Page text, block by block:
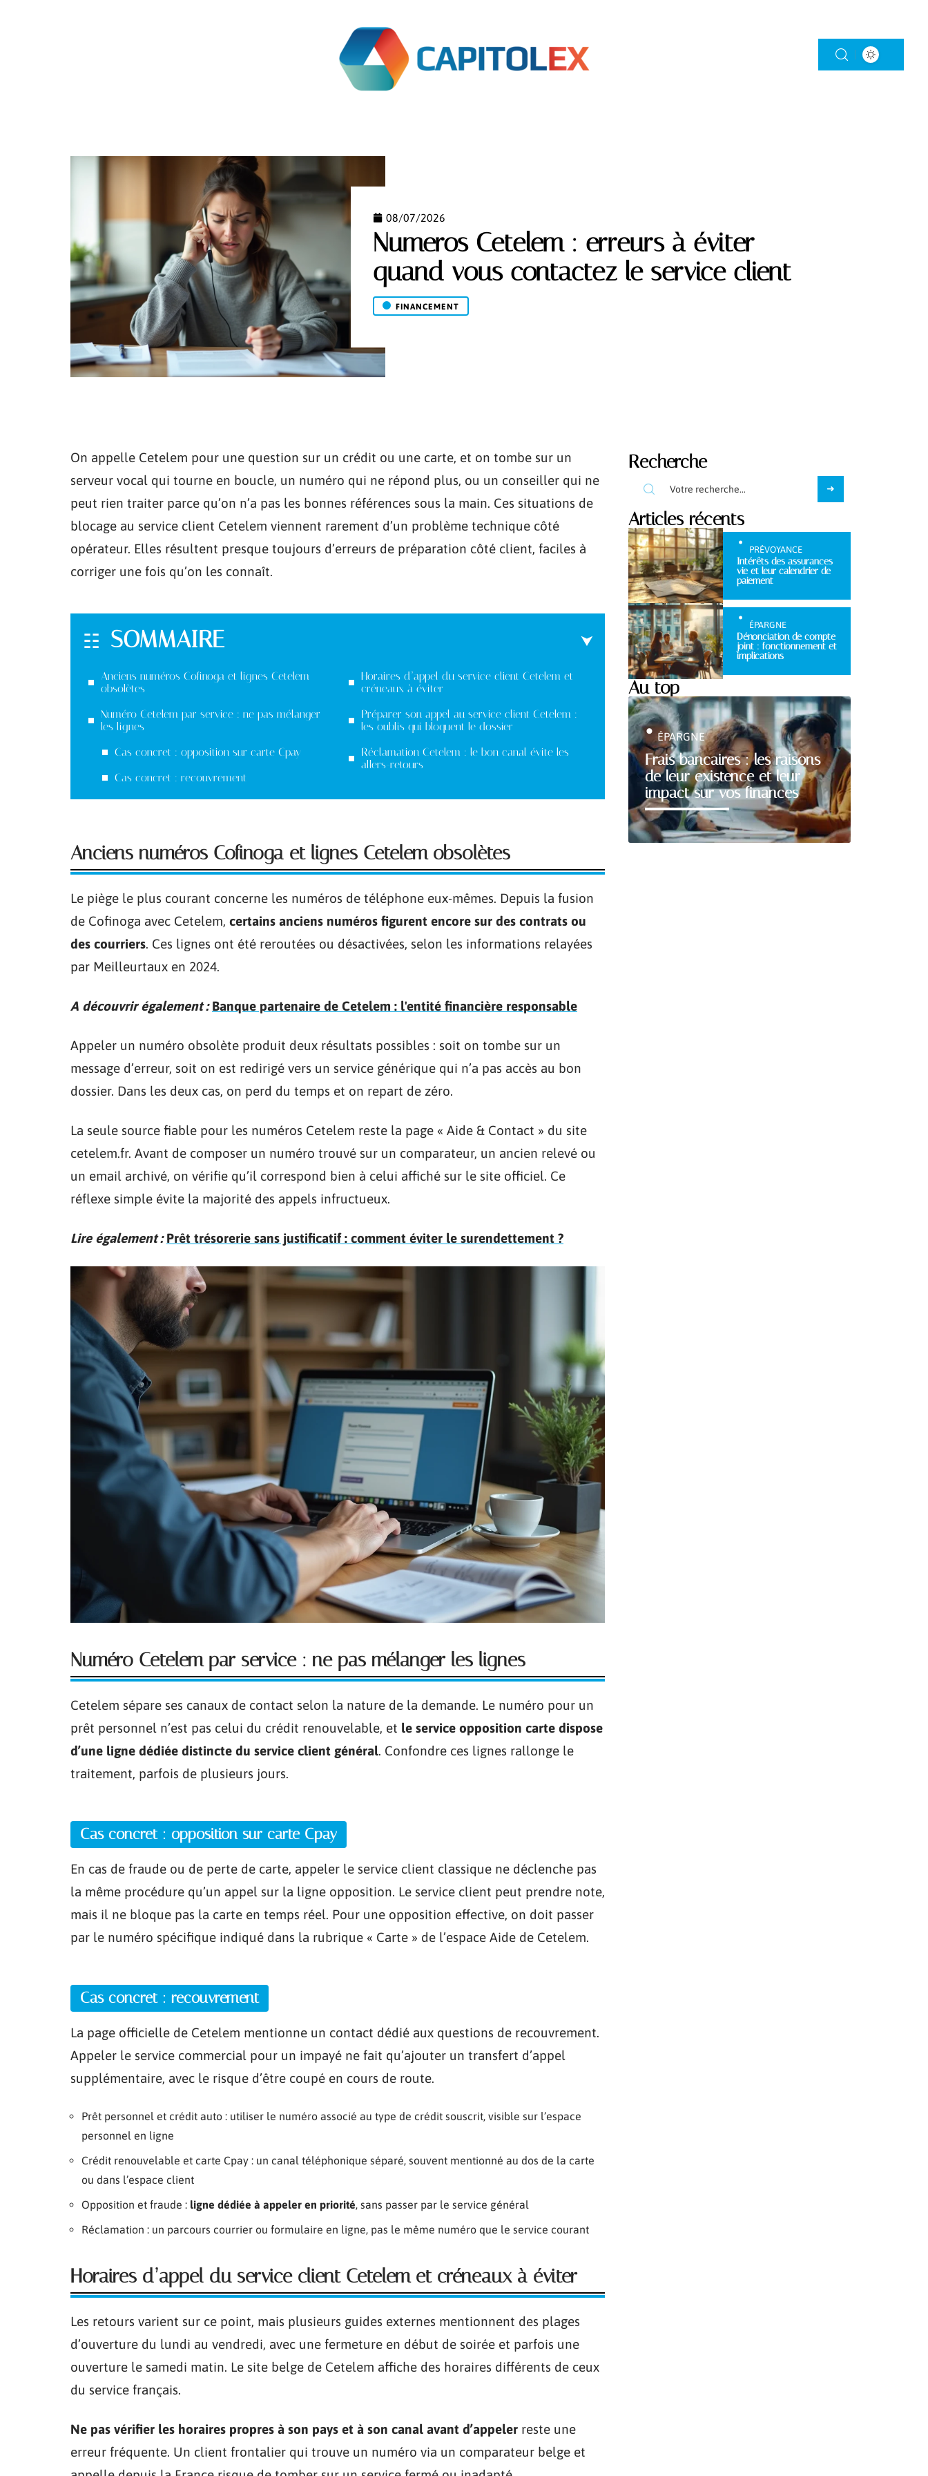
08/07/2026
Numeros Cetelem : erreurs à éviter
quand vous contactez le service client
FINANCEMENT
On appelle Cetelem pour une question sur un crédit ou une carte, et on tombe sur un
serveur vocal qui tourne en boucle, un numéro qui ne répond plus, ou un conseiller qui ne
peut rien traiter parce qu’on n’a pas les bonnes références sous la main. Ces situations de
blocage au service client Cetelem viennent rarement d’un problème technique côté
opérateur. Elles résultent presque toujours d’erreurs de préparation côté client, faciles à
corriger une fois qu’on les connaît.
SOMMAIRE
Anciens numéros Cofinoga et lignes Cetelem
obsolètes
Numéro Cetelem par service : ne pas mélanger
les lignes
Cas concret : opposition sur carte Cpay
Cas concret : recouvrement
Horaires d’appel du service client Cetelem et
créneaux à éviter
Préparer son appel au service client Cetelem :
les oublis qui bloquent le dossier
Réclamation Cetelem : le bon canal évite les
allers-retours
Anciens numéros Cofinoga et lignes Cetelem obsolètes
Le piège le plus courant concerne les numéros de téléphone eux-mêmes. Depuis la fusion
de Cofinoga avec Cetelem, certains anciens numéros figurent encore sur des contrats ou
des courriers. Ces lignes ont été reroutées ou désactivées, selon les informations relayées
par Meilleurtaux en 2024.
A découvrir également : Banque partenaire de Cetelem : l'entité financière responsable
Appeler un numéro obsolète produit deux résultats possibles : soit on tombe sur un
message d’erreur, soit on est redirigé vers un service générique qui n’a pas accès au bon
dossier. Dans les deux cas, on perd du temps et on repart de zéro.
La seule source fiable pour les numéros Cetelem reste la page « Aide & Contact » du site
cetelem.fr. Avant de composer un numéro trouvé sur un comparateur, un ancien relevé ou
un email archivé, on vérifie qu’il correspond bien à celui affiché sur le site officiel. Ce
réflexe simple évite la majorité des appels infructueux.
Lire également : Prêt trésorerie sans justificatif : comment éviter le surendettement ?
Numéro Cetelem par service : ne pas mélanger les lignes
Cetelem sépare ses canaux de contact selon la nature de la demande. Le numéro pour un
prêt personnel n’est pas celui du crédit renouvelable, et le service opposition carte dispose
d’une ligne dédiée distincte du service client général. Confondre ces lignes rallonge le
traitement, parfois de plusieurs jours.
Cas concret : opposition sur carte Cpay
En cas de fraude ou de perte de carte, appeler le service client classique ne déclenche pas
la même procédure qu’un appel sur la ligne opposition. Le service client peut prendre note,
mais il ne bloque pas la carte en temps réel. Pour une opposition effective, on doit passer
par le numéro spécifique indiqué dans la rubrique « Carte » de l’espace Aide de Cetelem.
Cas concret : recouvrement
La page officielle de Cetelem mentionne un contact dédié aux questions de recouvrement.
Appeler le service commercial pour un impayé ne fait qu’ajouter un transfert d’appel
supplémentaire, avec le risque d’être coupé en cours de route.
Prêt personnel et crédit auto : utiliser le numéro associé au type de crédit souscrit, visible sur l’espace
personnel en ligne
Crédit renouvelable et carte Cpay : un canal téléphonique séparé, souvent mentionné au dos de la carte
ou dans l’espace client
Opposition et fraude : ligne dédiée à appeler en priorité, sans passer par le service général
Réclamation : un parcours courrier ou formulaire en ligne, pas le même numéro que le service courant
Horaires d’appel du service client Cetelem et créneaux à éviter
Les retours varient sur ce point, mais plusieurs guides externes mentionnent des plages
d’ouverture du lundi au vendredi, avec une fermeture en début de soirée et parfois une
ouverture le samedi matin. Le site belge de Cetelem affiche des horaires différents de ceux
du service français.
Ne pas vérifier les horaires propres à son pays et à son canal avant d’appeler reste une
erreur fréquente. Un client frontalier qui trouve un numéro via un comparateur belge et
Recherche
Articles récents
PRÉVOYANCE
Intérêts des assurances
vie et leur calendrier de
paiement
ÉPARGNE
Dénonciation de compte
joint : fonctionnement et
implications
Au top
Frais bancaires : les raisons
de leur existence et leur
impact sur vos finances
ÉPARGNE